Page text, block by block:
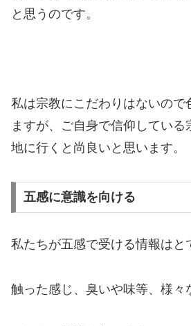
と思うのです。
私は宗教にこだわりはないので
ますが、ご自身で信仰している
地に行くと尚良いと思います。
五感に意識を向ける
私たちが五感で受ける情報はと
触った感じ、臭いや味等、様々